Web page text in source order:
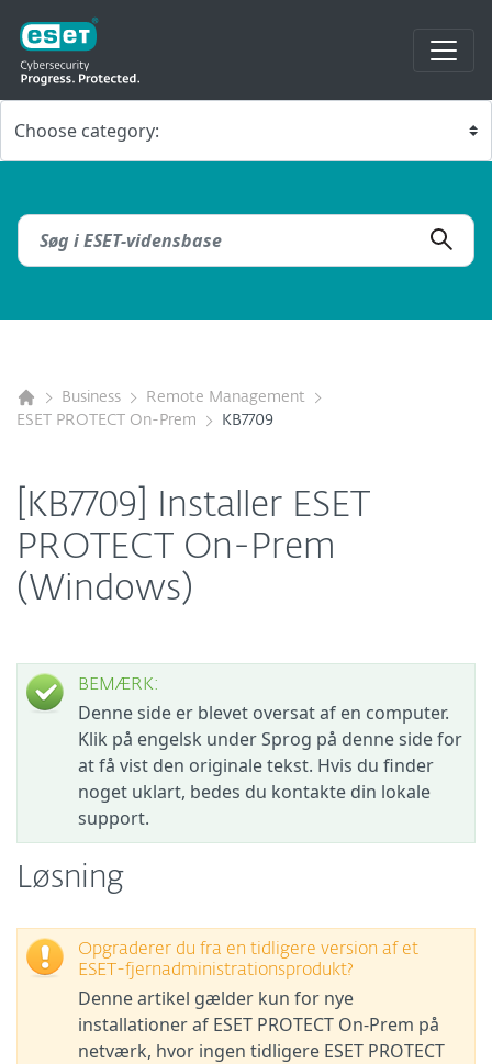
Business
Remote Management
ESET PROTECT On-Prem
KB7709
[KB7709] Installer ESET
PROTECT On-Prem
(Windows)
BEMÆRK:
Denne side er blevet oversat af en computer.
Klik på engelsk under Sprog på denne side for
at få vist den originale tekst. Hvis du finder
noget uklart, bedes du kontakte din lokale
support.
Løsning
Opgraderer du fra en tidligere version af et
ESET-fjernadministrationsprodukt?
Denne artikel gælder kun for nye
installationer af ESET PROTECT On-Prem på
netværk, hvor ingen tidligere ESET PROTECT